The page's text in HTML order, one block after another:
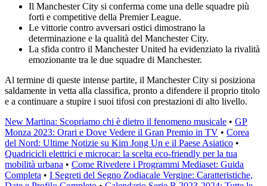
Il Manchester City si conferma come una delle squadre più
forti e competitive della Premier League.
Le vittorie contro avversari ostici dimostrano la
determinazione e la qualità del Manchester City.
La sfida contro il Manchester United ha evidenziato la rivalità
emozionante tra le due squadre di Manchester.
Al termine di queste intense partite, il Manchester City si posiziona
saldamente in vetta alla classifica, pronto a difendere il proprio titolo
e a continuare a stupire i suoi tifosi con prestazioni di alto livello.
New Martina: Scopriamo chi è dietro il fenomeno musicale • GP
Monza 2023: Orari e Dove Vedere il Gran Premio in TV • Corea
del Nord: Ultime Notizie su Kim Jong Un e il Paese Asiatico •
Quadricicli elettrici e microcar: la scelta eco-friendly per la tua
mobilità urbana • Come Rivedere i Programmi Mediaset: Guida
Completa • I Segreti del Segno Zodiacale Vergine: Caratteristiche,